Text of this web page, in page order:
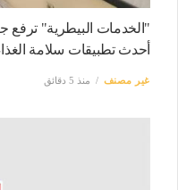
"الخدمات البيطرية" ترفع
أحدث تطبيقات سلامة
غير مصنف منذ 5 دقائق